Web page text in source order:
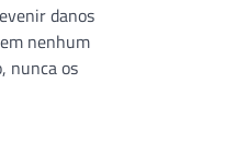
danos
nenhum
nunca os